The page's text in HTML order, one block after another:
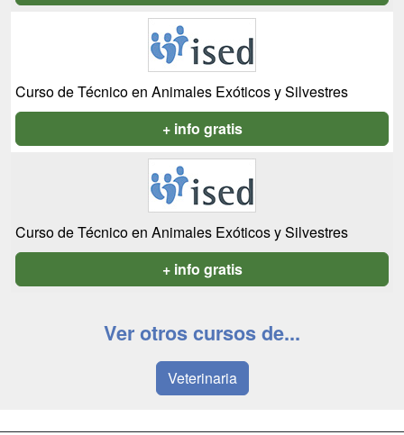
Curso de Técnico en Animales Exóticos y Silvestres
+ info gratis
Curso de Técnico en Animales Exóticos y Silvestres
+ info gratis
Ver otros cursos de...
Veterinaria